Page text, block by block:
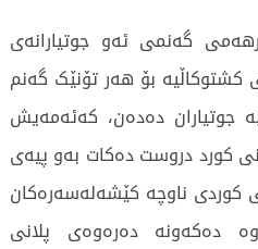
گەنمی ئەو جوتیارانەی
کشتوکاڵیە بۆ هەر تۆنێک گەنم
دینار بە جوتیاران دەدەن، کەئەمەیش
کورد دروست دەکات بەو پیەی
کوردی ناوچە کێشەلەسەرەکان
دەکەونە دەرەوەی پلانی